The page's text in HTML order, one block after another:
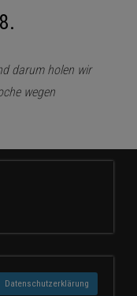
darum holen wir
wegen
Datenschutzerklärung